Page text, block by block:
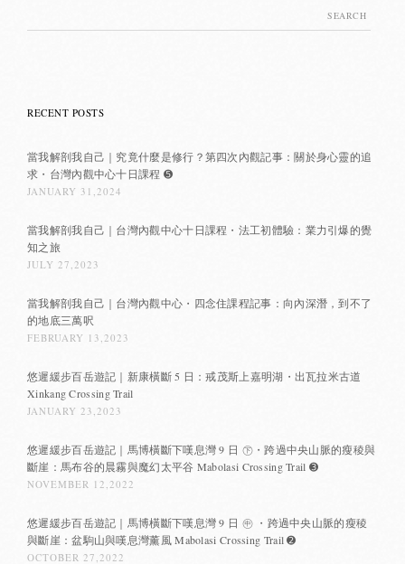
RECENT POSTS
當我解剖我自己｜究竟什麼是修行？第四次內觀記事：關於身心靈的追
求・台灣內觀中心十日課程 ➎
JANUARY 31,2024
當我解剖我自己｜台灣內觀中心十日課程・法工初體驗：業力引爆的覺
知之旅
JULY 27,2023
當我解剖我自己｜台灣內觀中心・四念住課程記事：向內深潛，到不了
的地底三萬呎
FEBRUARY 13,2023
悠遲緩步百岳遊記｜新康橫斷 5 日：戒茂斯上嘉明湖・出瓦拉米古道
Xinkang Crossing Trail
JANUARY 23,2023
悠遲緩步百岳遊記｜馬博橫斷下嘆息灣 9 日 ㊦・跨過中央山脈的瘦稜與
斷崖：馬布谷的晨霧與魔幻太平谷 Mabolasi Crossing Trail ➌
NOVEMBER 12,2022
悠遲緩步百岳遊記｜馬博橫斷下嘆息灣 9 日 ㊥ ・跨過中央山脈的瘦稜
與斷崖：盆駒山與嘆息灣薰風 Mabolasi Crossing Trail ➋
OCTOBER 27,2022